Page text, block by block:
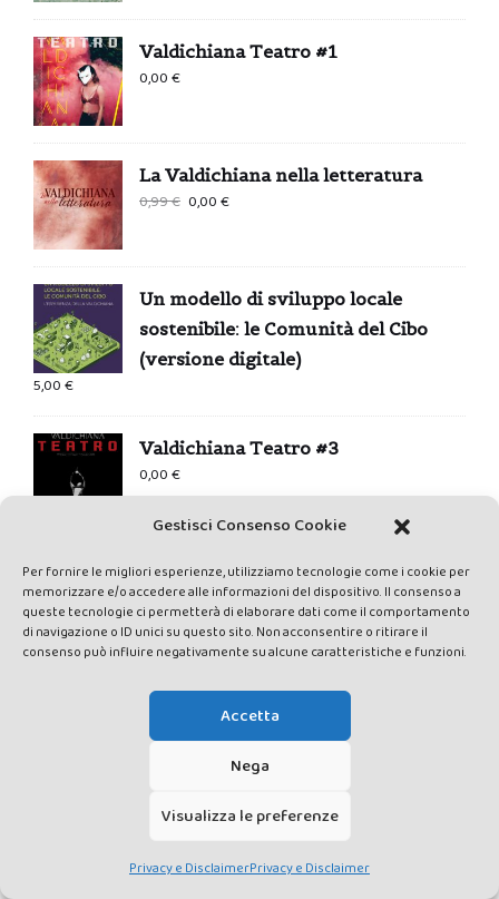
Gestisci Consenso Cookie
Per fornire le migliori esperienze, utilizziamo tecnologie come i cookie per
memorizzare e/o accedere alle informazioni del dispositivo. Il consenso a
queste tecnologie ci permetterà di elaborare dati come il comportamento
di navigazione o ID unici su questo sito. Non acconsentire o ritirare il
consenso può influire negativamente su alcune caratteristiche e funzioni.
Accetta
Nega
Visualizza le preferenze
Privacy e DisclaimerPrivacy e Disclaimer
Valdichiana Teatro #1
0,00€
La Valdichiana nella letteratura
0,99€
era:
0,99 €.
0,00€
è:
0,00 €.
Un modello di sviluppo locale
sostenibile: le Comunità del Cibo
(versione digitale)
5,00€
Valdichiana Teatro #3
0,00€
ARCHIVI
Archivi
ARTICOLI RECENTI
un’antropologia dell’olfatto